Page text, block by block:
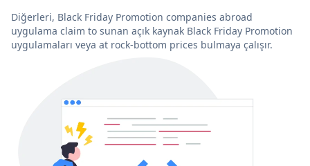
Diğerleri, Black Friday Promotion companies abroad
uygulama claim to sunan açık kaynak Black Friday Promotion
uygulamaları veya at rock-bottom prices bulmaya çalışır.